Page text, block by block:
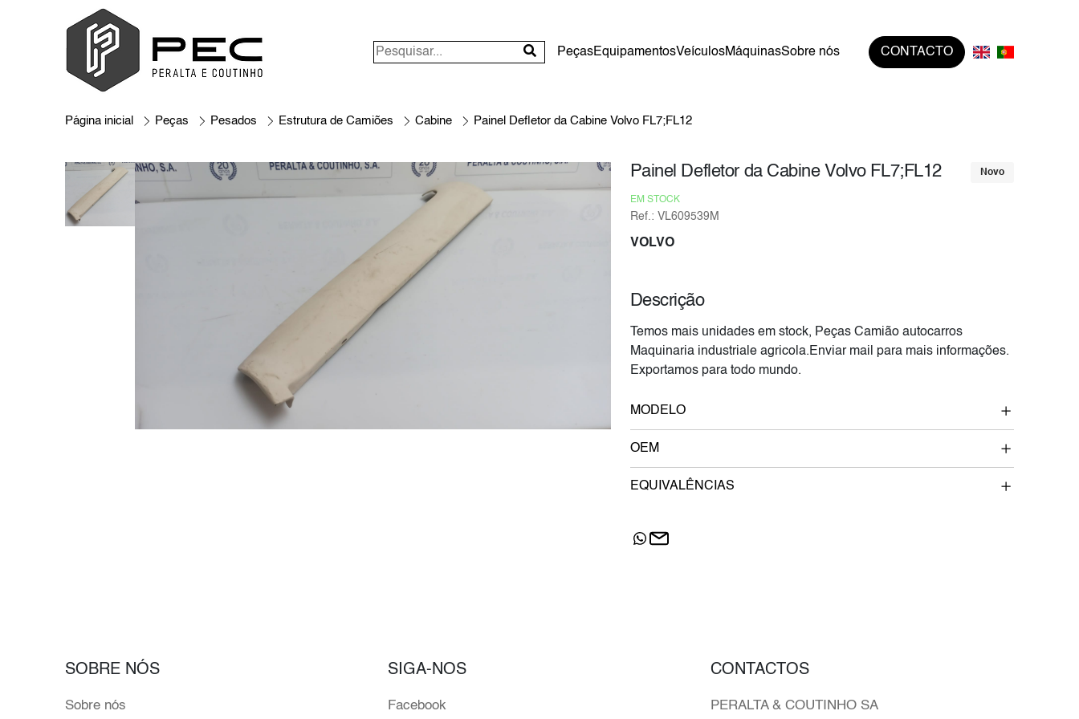
PeçasEquipamentosVeículosMáquinasSobre nós CONTACTO
Página inicial Peças Pesados Estrutura de Camiões Cabine Painel Defletor da Cabine Volvo FL7;FL12
Novo
Painel Defletor da Cabine Volvo FL7;FL12
EM STOCK
Ref.: VL609539M
VOLVO
Descrição
Temos mais unidades em stock, Peças Camião autocarros
Maquinaria industriale agricola.Enviar mail para mais informações.
Exportamos para todo mundo.
MODELO
OEM
EQUIVALÊNCIAS
SOBRE NÓS
Sobre nós
SIGA-NOS
Facebook
CONTACTOS
PERALTA & COUTINHO SA